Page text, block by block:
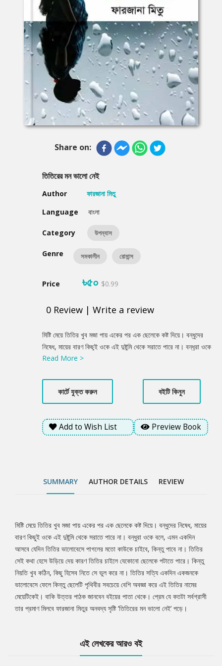
Share on:
তিতিরের মন ভালো নেই
Author
ফারজানা মিতু
Language
বাংলা
Category উপন্যাস
Genre সমকালীন রোমান্স
Price ৳৫০ $0.99
0 Review | Write a review
Product
Summery
মিষ্টি মেয়ে তিতির খুব মজা পায় একের পর এক ছেলেকে কষ্ট দিয়ে। বন্ধুদের
নিষেধ, মায়ের বারণ কিছুই ওকে এই দুষ্টুমি থেকে সরাতে পারে না। বন্ধুরা ওকে
বলে, এমন একদিন আসবে যেদিন তিতির ভালোবেসে পাগলের মতো কাউকে
চাইলে যেকোনো ছেলেকে পটাতে পারে। কিন্তু নিয়তি খুব কঠিন, কিছু হিসেব
নিতে সে ভুল করে না। তিতির সত্যি একদিন একজনকে ভালোবেসে ফেলে কিন্তু
ছেলেটি পৃথিবীর সবচেয়ে বেশি অবজ্ঞা করে এই তিতির নামের মেয়েটিকেই। বাকি
উত্তর পাঠক জানবেন বইয়ের পাতা থেকে। প্রেম যে কতটা সর্বগ্রাসী তার
প্রমাণ মিলবে ফারজানা মিতুর অনবদ্য সৃষ্টি ‘তিতিরের মন ভালো নেই’ পড়ে।
Read More >
কার্টে যুক্ত করুন বইটি কিনুন
Add to Wish List Preview Book
SUMMARY AUTHOR DETAILS REVIEW
Tab
Article
মিষ্টি মেয়ে তিতির খুব মজা পায় একের পর এক ছেলেকে কষ্ট দিয়ে। বন্ধুদের নিষেধ, মায়ের
বারণ কিছুই ওকে এই দুষ্টুমি থেকে সরাতে পারে না। বন্ধুরা ওকে বলে, এমন একদিন
আসবে যেদিন তিতির ভালোবেসে পাগলের মতো কাউকে চাইবে, কিন্তু পাবে না। তিতির
সেই কথা হেসে উড়িয়ে দেয় কারণ তিতির চাইলে যেকোনো ছেলেকে পটাতে পারে। কিন্তু
নিয়তি খুব কঠিন, কিছু হিসেব নিতে সে ভুল করে না। তিতির সত্যি একদিন একজনকে
ভালোবেসে ফেলে কিন্তু ছেলেটি পৃথিবীর সবচেয়ে বেশি অবজ্ঞা করে এই তিতির নামের
মেয়েটিকেই। বাকি উত্তর পাঠক জানবেন বইয়ের পাতা থেকে। প্রেম যে কতটা সর্বগ্রাসী
তার প্রমাণ মিলবে ফারজানা মিতুর অনবদ্য সৃষ্টি ‘তিতিরের মন ভালো নেই’ পড়ে।
এই লেখকের আরও বই